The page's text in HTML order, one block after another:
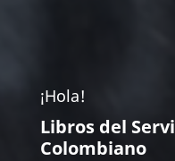
¡Hola!
Libros del
Colombiano